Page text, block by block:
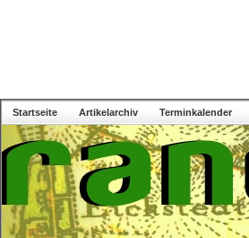
Startseite Artikelarchiv Terminkalender